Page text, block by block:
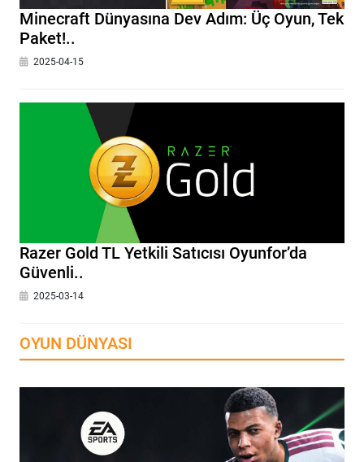
Minecraft Dünyasına Dev Adım: Üç Oyun, Tek
Paket!..
2025-04-15
Razer Gold TL Yetkili Satıcısı Oyunfor’da
Güvenli..
2025-03-14
OYUN DÜNYASI